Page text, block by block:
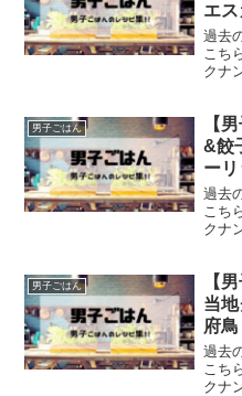
エ
スタ
過去
こち
クナ
のエ
ジキ
男子ごはん
【
&餃
ー
過去
こち
クナ
典：
の皮
男子ごはん
【
当
府
過去
こち
クナ